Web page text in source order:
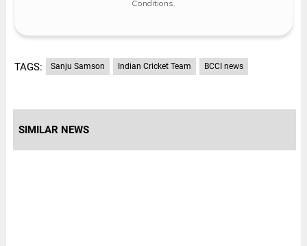
Conditions
TAGS: Sanju Samson Indian Cricket Team BCCI news
SIMILAR NEWS